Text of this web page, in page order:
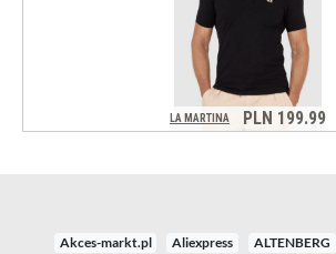
Akces-markt.pl Aliexpress ALTENBERG